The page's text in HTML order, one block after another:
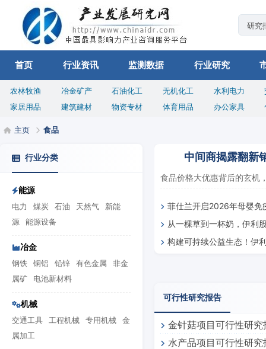
首页 行业资讯 监测数据 行业研究
农林牧渔 冶金矿产 石油化工 无机化工 水利电力
家居用品
建筑建材 物资专材 体育用品 办公家具
主页 食品
行业分类
能源
电力 煤炭 石油 天然气
新能
源
能源设备
冶金
钢铁 铜铝 铅锌 有色金属
非金
属矿
电池新材料
机械
交通工具 工程机械 专用机械
金
属加工
中间商揭露翻新
食品价格大优惠背后的玄机
菲仕兰开启2026年母婴免
动从一棵草到一杯奶，伊利
应消费者期待
构建可持续公益生态！伊
可行性研究报告
金针菇项目可行性研究
水产品项目可行性研究